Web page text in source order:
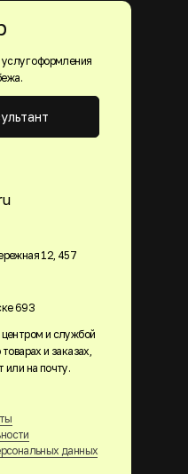
оформления
12, 457
693
данных
и службой
и заказах,
или на почту.